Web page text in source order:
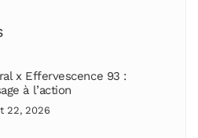
x Effervescence 93 :
à l’action
22, 2026